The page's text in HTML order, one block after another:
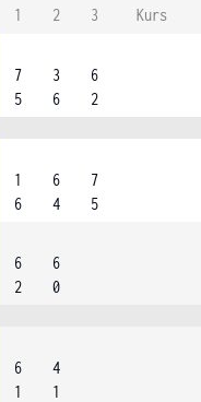
1 2 3
Kurs
7
5
3
6
6
2
1
6
6
4
7
5
6
2
6
0
6
1
4
1